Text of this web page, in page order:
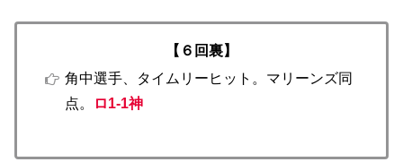
【６回裏】
角中選手、タイムリーヒット。マリーンズ同
点。
ロ1-1神